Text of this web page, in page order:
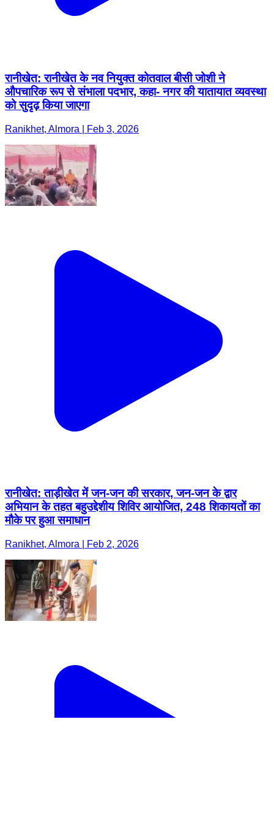
रानीखेत: रानीखेत के नव नियुक्त कोतवाल बीसी जोशी ने
औपचारिक रूप से संभाला पदभार, कहा- नगर की यातायात व्यवस्था
को सुदृढ़ किया जाएगा
Ranikhet, Almora | Feb 3, 2026
रानीखेत: ताड़ीखेत में जन-जन की सरकार, जन-जन के द्वार
अभियान के तहत बहुउद्देशीय शिविर आयोजित, 248 शिकायतों का
मौके पर हुआ समाधान
Ranikhet, Almora | Feb 2, 2026